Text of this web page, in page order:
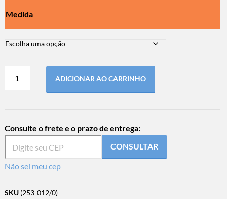
Medida
ADICIONAR AO CARRINHO
Consulte o frete e o prazo de entrega:
CONSULTAR
Não sei meu cep
SKU (253-012/0)